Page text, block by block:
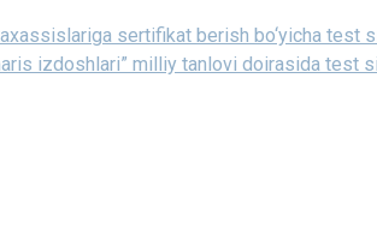
sertifikat berish bo‘yicha test
izdoshlari” milliy tanlovi doirasida test